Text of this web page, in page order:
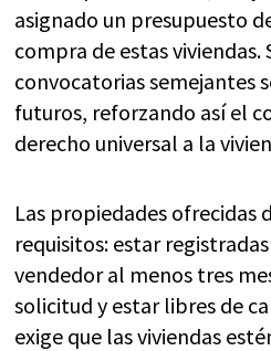
asignado un presupuesto
compra de estas viviendas.
convocatorias semejantes
futuros, reforzando así el
derecho universal a la
Las propiedades ofrecidas
requisitos: estar
vendedor al menos tres
solicitud y estar libres de
exige que las viviendas